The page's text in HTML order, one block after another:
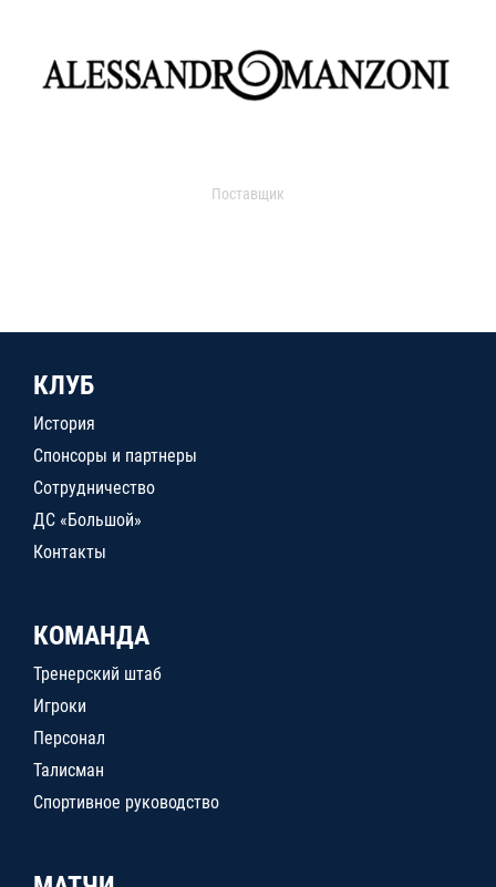
Поставщик
КЛУБ
История
Спонсоры и партнеры
Сотрудничество
ДС «Большой»
Контакты
КОМАНДА
Тренерский штаб
Игроки
Персонал
Талисман
Спортивное руководство